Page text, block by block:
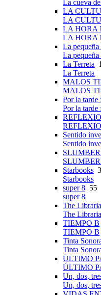
La cueva
LA
LA
LA HORA
LA HORA
La pequeña
La pequeña
La Terreta
La Terreta
MALOS
MALOS
Por la tarde
Por la tarde
Sentido
Sentido
Starbooks
Starbooks
super 8 55
super 8
The
The
TIEMPO B
TIEMPO B
Tinta
Tinta
ÚLTIMO
ÚLTIMO
Un, dos,
Un, dos,